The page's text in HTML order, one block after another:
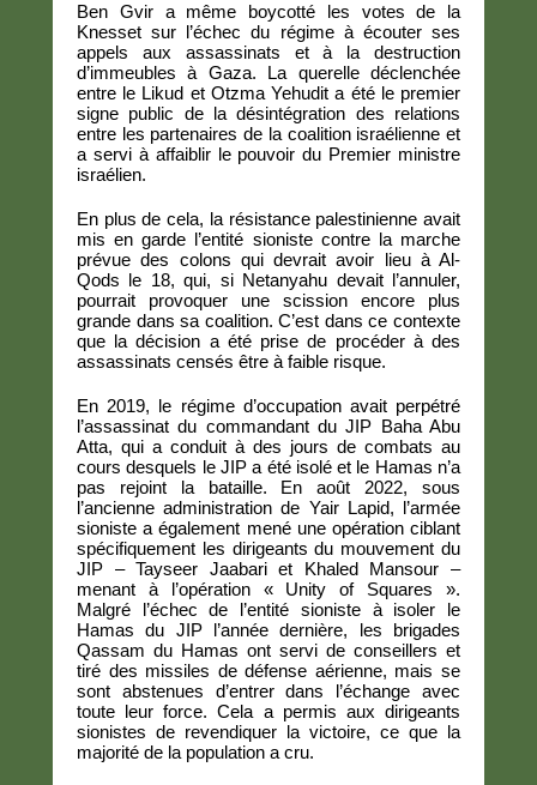
Ben Gvir a même boycotté les votes de la
Knesset sur l’échec du régime à écouter ses
appels aux assassinats et à la destruction
d’immeubles à Gaza. La querelle déclenchée
entre le Likud et Otzma Yehudit a été le premier
signe public de la désintégration des relations
entre les partenaires de la coalition israélienne et
a servi à affaiblir le pouvoir du Premier ministre
israélien.
En plus de cela, la résistance palestinienne avait
mis en garde l’entité sioniste contre la marche
prévue des colons qui devrait avoir lieu à Al-
Qods le 18, qui, si Netanyahu devait l’annuler,
pourrait provoquer une scission encore plus
grande dans sa coalition. C’est dans ce contexte
que la décision a été prise de procéder à des
assassinats censés être à faible risque.
En 2019, le régime d’occupation avait perpétré
l’assassinat du commandant du JIP Baha Abu
Atta, qui a conduit à des jours de combats au
cours desquels le JIP a été isolé et le Hamas n’a
pas rejoint la bataille. En août 2022, sous
l’ancienne administration de Yair Lapid, l’armée
sioniste a également mené une opération ciblant
spécifiquement les dirigeants du mouvement du
JIP – Tayseer Jaabari et Khaled Mansour –
menant à l’opération « Unity of Squares ».
Malgré l’échec de l’entité sioniste à isoler le
Hamas du JIP l’année dernière, les brigades
Qassam du Hamas ont servi de conseillers et
tiré des missiles de défense aérienne, mais se
sont abstenues d’entrer dans l’échange avec
toute leur force. Cela a permis aux dirigeants
sionistes de revendiquer la victoire, ce que la
majorité de la population a cru.